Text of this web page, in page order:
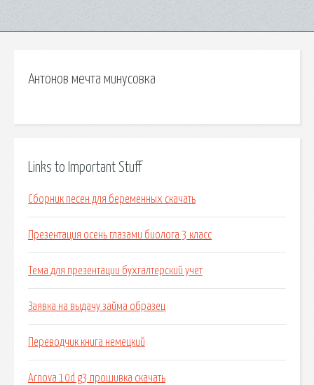
Антонов мечта минусовка
Links to Important Stuff
Сборник песен для беременных скачать
Презентация осень глазами биолога 3 класс
Тема для презентации бухгалтерский учет
Заявка на выдачу займа образец
Переводчик книга немецкий
Arnova 10d g3 прошивка скачать